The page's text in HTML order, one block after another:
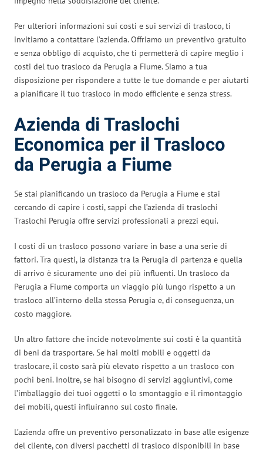
Per ulteriori informazioni sui costi e sui servizi di trasloco, ti
invitiamo a contattare l’azienda. Offriamo un preventivo gratuito
e senza obbligo di acquisto, che ti permetterà di capire meglio i
costi del tuo trasloco da Perugia a Fiume. Siamo a tua
disposizione per rispondere a tutte le tue domande e per aiutarti
a pianificare il tuo trasloco in modo efficiente e senza stress.
Azienda di Traslochi
Economica per il Trasloco
da Perugia a Fiume
Se stai pianificando un trasloco da Perugia a Fiume e stai
cercando di capire i costi, sappi che l’azienda di traslochi
Traslochi Perugia offre servizi professionali a prezzi equi.
I costi di un trasloco possono variare in base a una serie di
fattori. Tra questi, la distanza tra la Perugia di partenza e quella
di arrivo è sicuramente uno dei più influenti. Un trasloco da
Perugia a Fiume comporta un viaggio più lungo rispetto a un
trasloco all’interno della stessa Perugia e, di conseguenza, un
costo maggiore.
Un altro fattore che incide notevolmente sui costi è la quantità
di beni da trasportare. Se hai molti mobili e oggetti da
traslocare, il costo sarà più elevato rispetto a un trasloco con
pochi beni. Inoltre, se hai bisogno di servizi aggiuntivi, come
l’imballaggio dei tuoi oggetti o lo smontaggio e il rimontaggio
dei mobili, questi influiranno sul costo finale.
L’azienda offre un preventivo personalizzato in base alle esigenze
del cliente, con diversi pacchetti di trasloco disponibili in base